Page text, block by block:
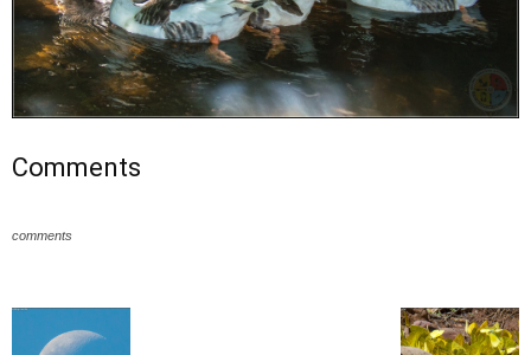
Comments
comments